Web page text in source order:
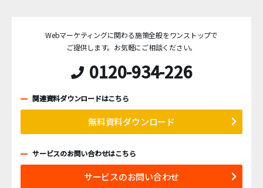
Webマーケティングに関わる施策全般をワンストップで
ご提供します。 お気軽にご相談ください。
0120-934-226
関連資料ダウンロードはこちら
無料資料ダウンロード
サービスのお問い合わせはこちら
サービスのお問い合わせ